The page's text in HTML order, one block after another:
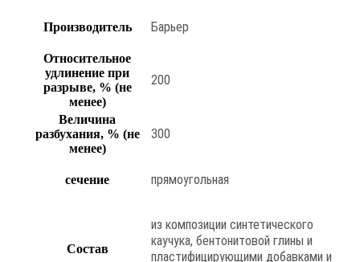
Производитель Барьер
Относительное
удлинение при
разрыве, % (не
менее)
200
Величина
разбухания, % (не
менее)
300
сечение прямоугольная
Состав
из композиции синтетического
каучука, бентонитовой глины и
пластифицирующими добавками и